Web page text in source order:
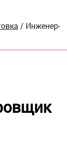
/ Инженер-